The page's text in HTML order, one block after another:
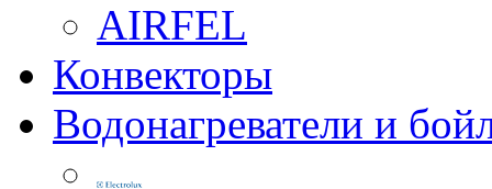
AIRFEL
Конвекторы
Водонагреватели и